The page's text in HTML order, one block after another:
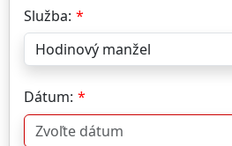
Služba:
Dátum: